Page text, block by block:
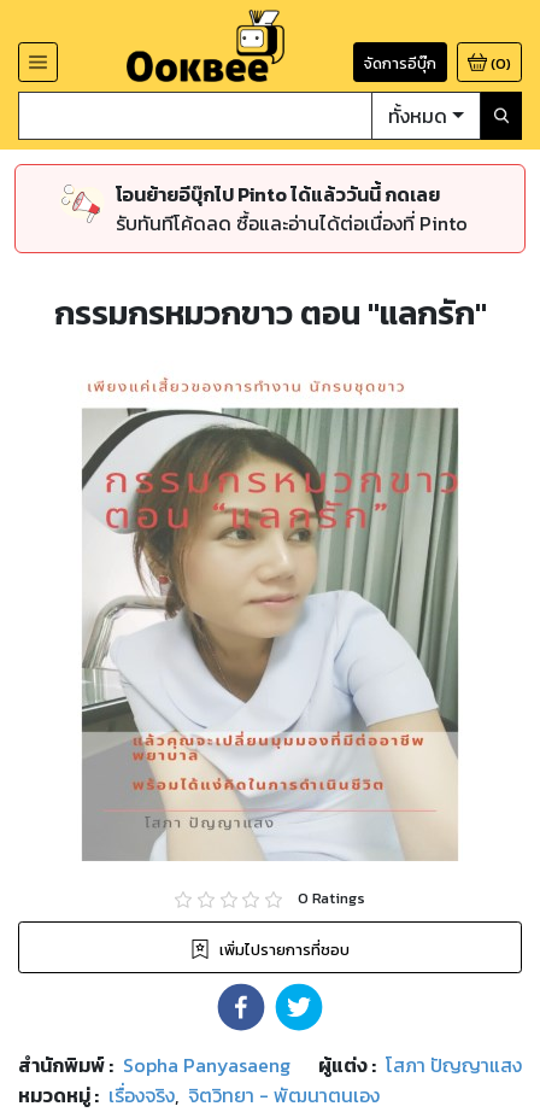
จัดการอีบุ๊ก (0)
ทั้งหมด
โอนย้ายอีบุ๊กไป Pinto ได้แล้ววันนี้ กดเลย
รับทันทีโค้ดลด ซื้อและอ่านได้ต่อเนื่องที่ Pinto
กรรมกรหมวกขาว ตอน "แลกรัก"
0 Ratings
เพิ่มไปรายการที่ชอบ
สำนักพิมพ์: Sopha Panyasaeng ผู้แต่ง : โสภา ปัญญาแสง
หมวดหมู่: เรื่องจริง, จิตวิทยา - พัฒนาตนเอง